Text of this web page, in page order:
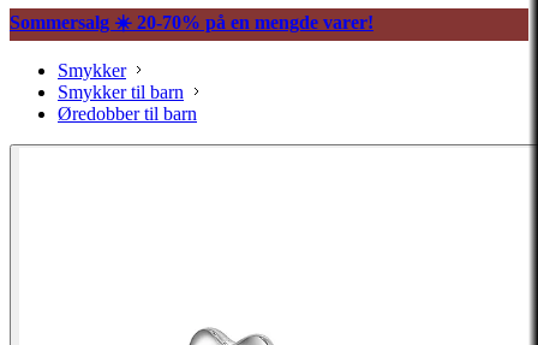
Sommersalg ☀️ 20-70% på en mengde varer!
Smykker
Smykker til barn
Øredobber til barn